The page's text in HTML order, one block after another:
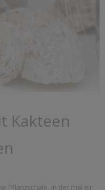
Kakteen
Pflanzschale, in der mal ein